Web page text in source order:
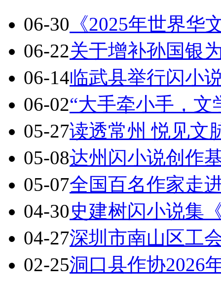
06-30 《2025年世界华
06-22关于增补孙国银
06-14临武县举行闪小
06-02“大手牵小手，
05-27读透常州 悦见
05-08达州闪小说创作
05-07全国百名作家走
04-30史建树闪小说集
04-27深圳市南山区工
02-25洞口县作协2026